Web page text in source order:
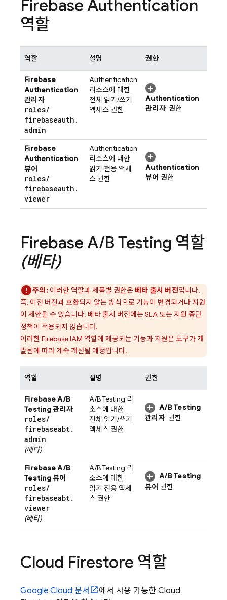
Firebase Authentication
역할
역할 설명 권한
Firebase
Authentication
관리자
roles/
firebaseauth .
admin
Authentication
리소스에 대한
전체 읽기/쓰기
액세스 권한
Authentication
관리자권한
Firebase
Authentication
뷰어
roles/
firebaseauth .
viewer
Authentication
리소스에 대한
읽기 전용 액세
스 권한
Authentication
뷰어 권한
Firebase A/B Testing 역할
(베타)
주의:이러한 역할과 제품별 권한은 베타 출시 버전입니다.
즉, 이전 버전과 호환되지 않는 방식으로 기능이 변경되거나 지원
이 제한될 수 있습니다. 베타 출시 버전에는 SLA 또는 지원 중단
정책이 적용되지 않습니다.
이러한 Firebase IAM 역할에 제공되는 기능과 지원은 도구가 개
발됨에 따라 계속 개선될 예정입니다.
역할 설명 권한
Firebase A/B
Testing관리자
roles/
firebaseabt.
admin
(베타)
A/B Testing 리
소스에 대한
전체 읽기/쓰기
액세스 권한
A/B Testing
관리자권한
Firebase A/B
Testing뷰어
roles/
firebaseabt.
viewer
(베타)
A/B Testing 리
소스에 대한
읽기 전용 액세
스 권한
A/B Testing
뷰어 권한
Cloud Firestore 역할
Google Cloud 문서 에서 사용 가능한 Cloud